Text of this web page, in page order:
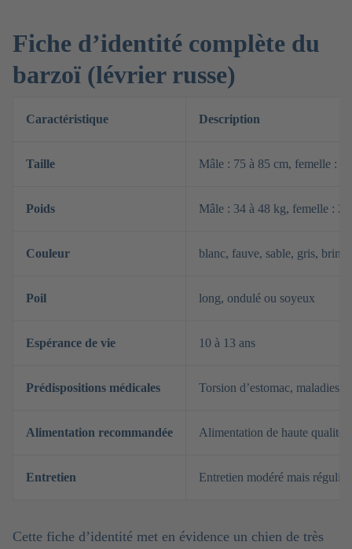
Fiche d’identité complète du
barzoï (lévrier russe)
Caractéristique Description
Taille Mâle : 75 à 85 cm, femelle :
Poids Mâle : 34 à 48 kg, femelle :
Couleur blanc, fauve, sable, gris,
Poil long, ondulé ou soyeux
Espérance de vie 10 à 13 ans
Prédispositions médicales Torsion d’estomac, maladies
Alimentation recommandée Alimentation de haute qualité
Entretien Entretien modéré mais régulier
Cette fiche d’identité met en évidence un chien de très